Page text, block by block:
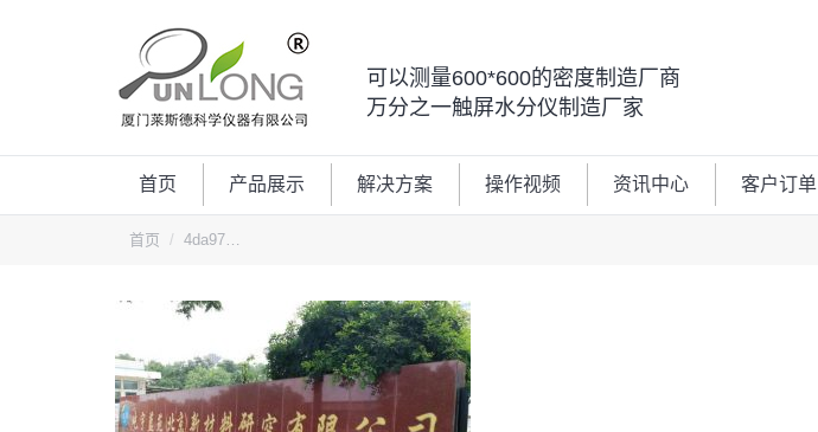
可以测量600*600的密度制造厂商
万分之一触屏水分仪制造厂家
首页 产品展示 解决方案 操作视频 资讯中心 客户订单
您的位置：
首页 4da97…